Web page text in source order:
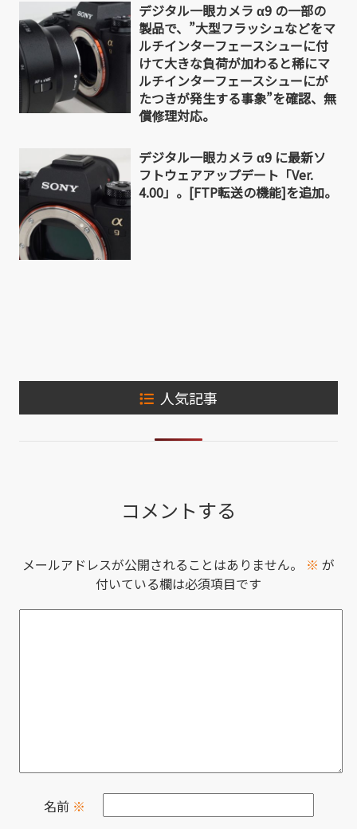
デジタル一眼カメラ α9 の一部の
製品で、”大型フラッシュなどをマ
ルチインターフェースシューに付
けて大きな負荷が加わると稀にマ
ルチインターフェースシューにが
たつきが発生する事象”を確認、無
償修理対応。
デジタル一眼カメラ α9 に最新ソ
フトウェアアップデート「Ver.
4.00」。[FTP転送の機能]を追加。
人気記事
コメントする
メールアドレスが公開されることはありません。 ※ が
付いている欄は必須項目です
名前 ※